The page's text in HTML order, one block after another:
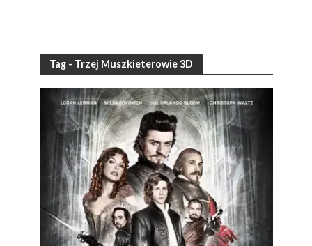
Tag - Trzej Muszkieterowie 3D